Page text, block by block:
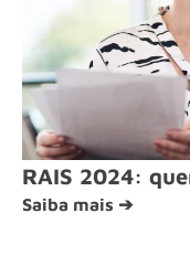
RAIS 2024:
Saiba mais ➔